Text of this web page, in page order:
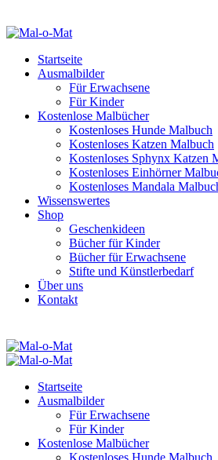
Startseite
Ausmalbilder
Für Erwachsene
Für Kinder
Kostenlose Malbücher
Kostenloses Hunde Malbuch
Kostenloses Katzen Malbuch
Kostenloses Sphynx Katzen
Kostenloses Einhörner
Kostenloses Mandala
Wissenswertes
Shop
Geschenkideen
Bücher für Kinder
Bücher für Erwachsene
Stifte und Künstlerbedarf
Über uns
Kontakt
Startseite
Ausmalbilder
Für Erwachsene
Für Kinder
Kostenlose Malbücher
Kostenloses Hunde Malbuch